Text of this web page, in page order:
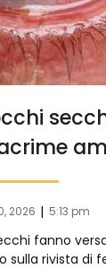
2026 | 5:13 pm
fanno
sulla rivista di